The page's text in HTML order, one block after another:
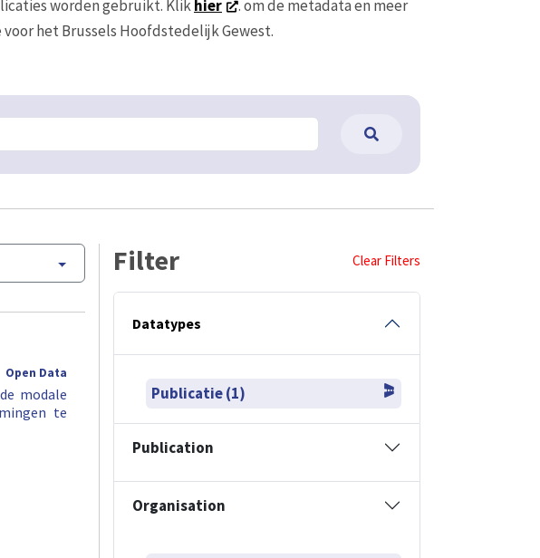
worden gebruikt. Klikhier
. om de metadata en meer
het Brussels Hoofdstedelijk Gewest.
Open Data
modale
te
Filter Clear Filters
Datatypes
Publicatie (1)
Publication
Organisation